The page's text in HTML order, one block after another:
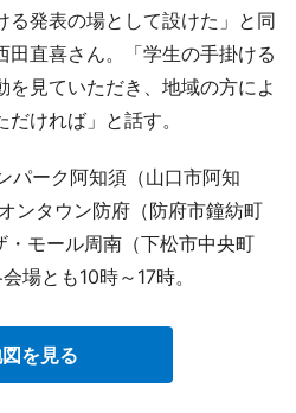
る発表の場として設けた」と同
田直喜さん。「学生の手掛ける
見ていただき、地域の方によ
ければ」と話す。
パーク阿知須（山口市阿知
ンタウン防府（防府市鐘紡町
モール周南（下松市中央町
場とも10時～17時。
を見る